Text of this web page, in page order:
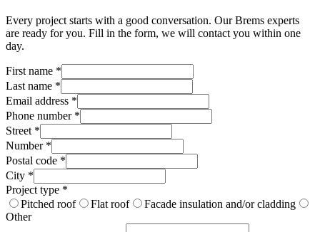
Every project starts with a good conversation. Our Brems experts
are ready for you. Fill in the form, we will contact you within one
day.
First name *
Last name *
Email address *
Phone number *
Street *
Number *
Postal code *
City *
Project type *
Pitched roof
Flat roof
Facade insulation and/or cladding
Other